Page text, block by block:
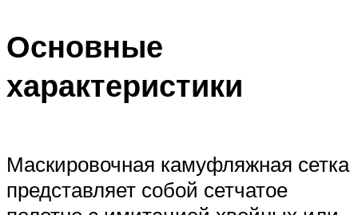
Основные
характеристики
Маскировочная камуфляжная сетка
представляет собой сетчатое